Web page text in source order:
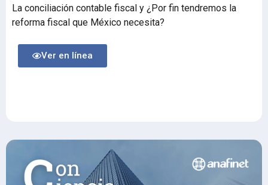
La conciliación contable fiscal y ¿Por fin tendremos la
reforma fiscal que México necesita?
Ver en línea